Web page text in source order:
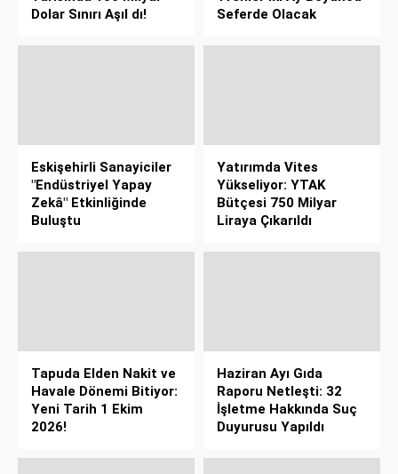
Dolar Sınırı Aşıl dı!
Seferde Olacak
Eskişehirli Sanayiciler
"Endüstriyel Yapay
Zekâ" Etkinliğinde
Buluştu
Yatırımda Vites
Yükseliyor: YTAK
Bütçesi 750 Milyar
Liraya Çıkarıldı
Tapuda Elden Nakit ve
Havale Dönemi Bitiyor:
Yeni Tarih 1 Ekim
2026!
Haziran Ayı Gıda
Raporu Netleşti: 32
İşletme Hakkında Suç
Duyurusu Yapıldı